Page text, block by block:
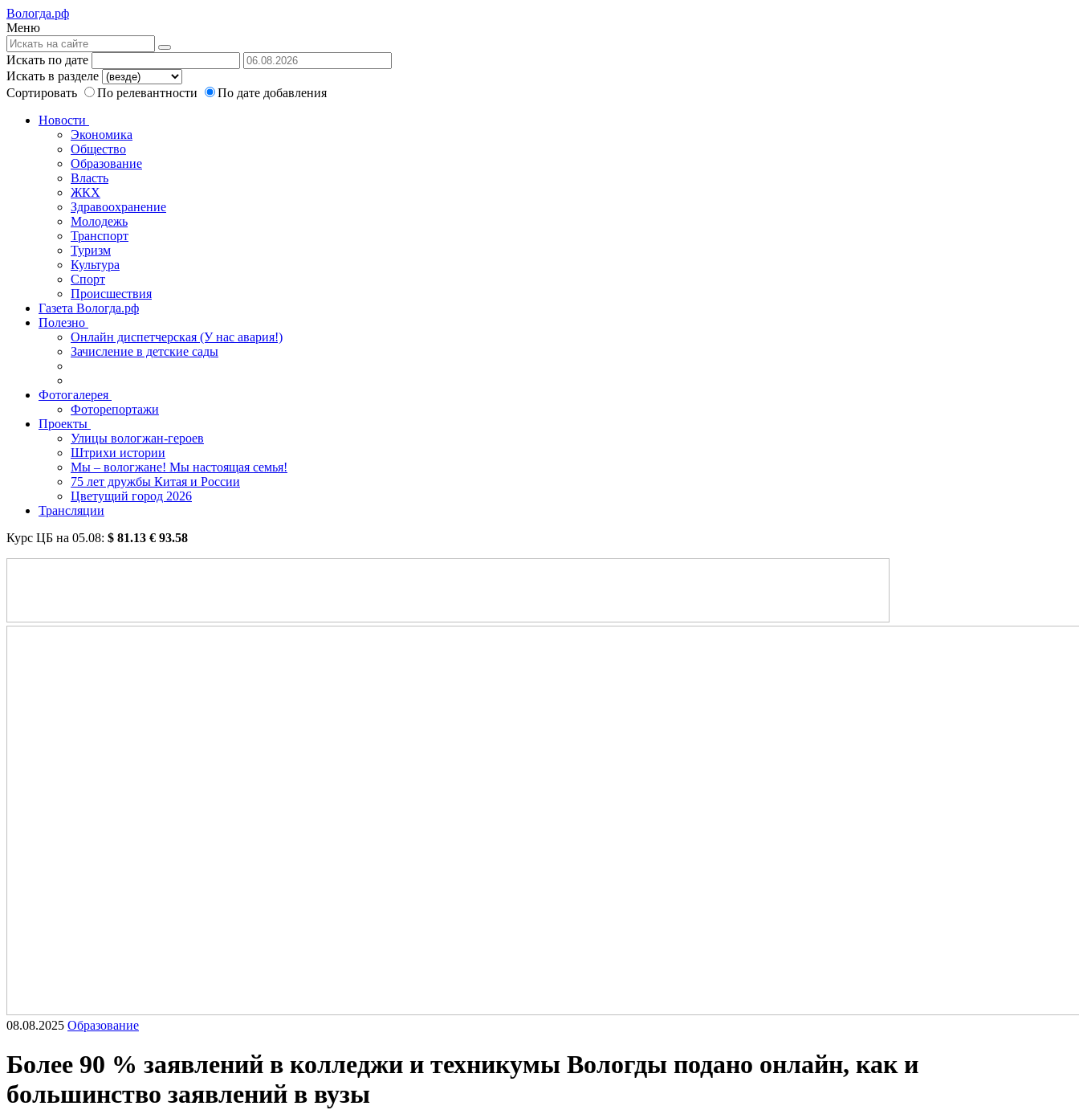
Вологда.рф
Меню
Искать по дате
Искать в разделе
Сортировать
По релевантности
По дате добавления
Новости
Экономика
Общество
Образование
Власть
ЖКХ
Здравоохранение
Молодежь
Транспорт
Туризм
Культура
Спорт
Происшествия
Газета Вологда.рф
Полезно
Онлайн диспетчерская (У нас авария!)
Зачисление в детские сады
Фотогалерея
Фоторепортажи
Проекты
Улицы вологжан-героев
Штрихи истории
Мы – вологжане! Мы настоящая семья!
75 лет дружбы Китая и России
Цветущий город 2026
Трансляции
Курс ЦБ на 05.08: $ 81.13 € 93.58
08.08.2025 Образование
Более 90 % заявлений в колледжи и техникумы Вологды подано онлайн, как и
большинство заявлений в вузы